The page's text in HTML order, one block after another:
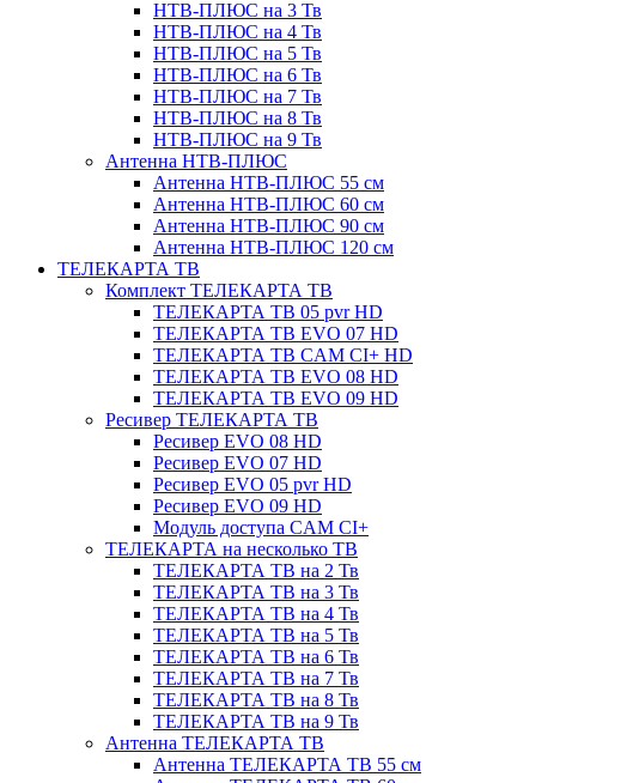
НТВ-ПЛЮС на 3 Тв
НТВ-ПЛЮС на 4 Тв
НТВ-ПЛЮС на 5 Тв
НТВ-ПЛЮС на 6 Тв
НТВ-ПЛЮС на 7 Тв
НТВ-ПЛЮС на 8 Тв
НТВ-ПЛЮС на 9 Тв
Антенна НТВ-ПЛЮС
Антенна НТВ-ПЛЮС 55 см
Антенна НТВ-ПЛЮС 60 см
Антенна НТВ-ПЛЮС 90 см
Антенна НТВ-ПЛЮС 120 см
ТЕЛЕКАРТА ТВ
Комплект ТЕЛЕКАРТА ТВ
ТЕЛЕКАРТА ТВ 05 pvr HD
ТЕЛЕКАРТА ТВ EVO 07 HD
ТЕЛЕКАРТА ТВ CAM CI+ HD
ТЕЛЕКАРТА ТВ EVO 08 HD
ТЕЛЕКАРТА ТВ EVO 09 HD
Ресивер ТЕЛЕКАРТА ТВ
Ресивер EVO 08 HD
Ресивер EVO 07 HD
Ресивер EVO 05 pvr HD
Ресивер EVO 09 HD
Модуль доступа CAM CI+
ТЕЛЕКАРТА на несколько ТВ
ТЕЛЕКАРТА ТВ на 2 Тв
ТЕЛЕКАРТА ТВ на 3 Тв
ТЕЛЕКАРТА ТВ на 4 Тв
ТЕЛЕКАРТА ТВ на 5 Тв
ТЕЛЕКАРТА ТВ на 6 Тв
ТЕЛЕКАРТА ТВ на 7 Тв
ТЕЛЕКАРТА ТВ на 8 Тв
ТЕЛЕКАРТА ТВ на 9 Тв
Антенна ТЕЛЕКАРТА ТВ
Антенна ТЕЛЕКАРТА ТВ 55 см